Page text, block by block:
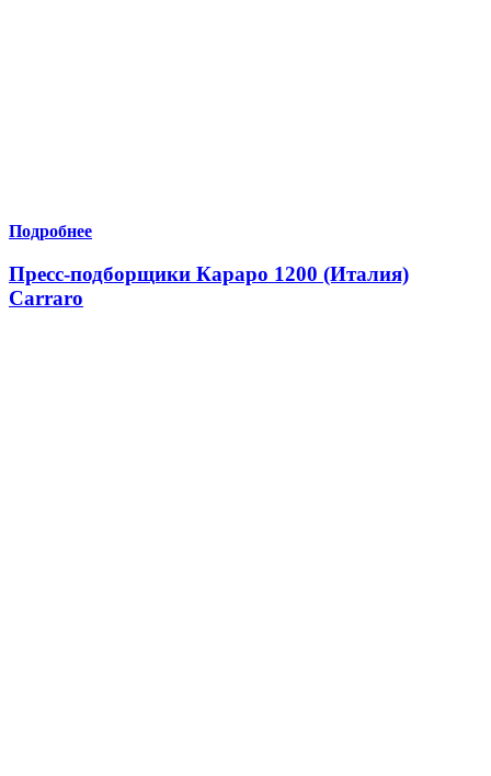
Подробнее
Пресс-подборщики Караро 1200 (Италия)
Carraro